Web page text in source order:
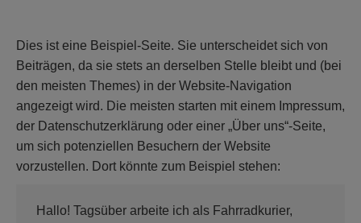
Dies ist eine Beispiel-Seite. Sie unterscheidet sich von
Beiträgen, da sie stets an derselben Stelle bleibt und (bei
den meisten Themes) in der Website-Navigation
angezeigt wird. Die meisten starten mit einem Impressum,
der Datenschutzerklärung oder einer „Über uns“-Seite,
um sich potenziellen Besuchern der Website
vorzustellen. Dort könnte zum Beispiel stehen:
Hallo! Tagsüber arbeite ich als Fahrradkurier,